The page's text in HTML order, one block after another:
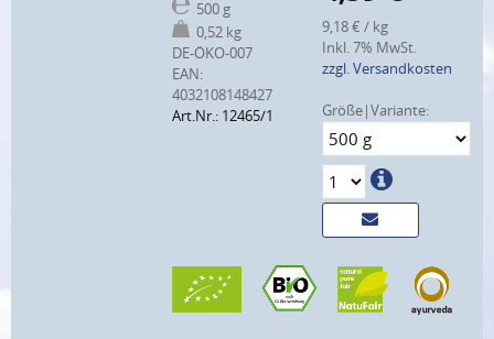
500 g
0,52 kg
DE-ÖKO-007
EAN:
4032108148427
Art.Nr.: 12465/1
9,18 € / kg
Inkl. 7% MwSt.
zzgl. Versandkosten
Größe|Variante: